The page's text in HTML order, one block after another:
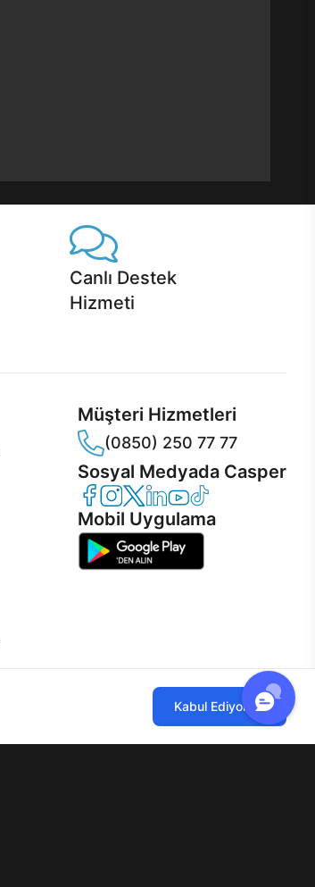
Canlı Destek
Hizmeti
Müşteri Hizmetleri
(0850) 250 77 77
Sosyal Medyada Casper
Casper Facebook
Casper Instagram
Casper Twitter
Casper LinkedIn
Casper YouTube
Casper TikTok
Mobil Uygulama
Kabul Ediyorum